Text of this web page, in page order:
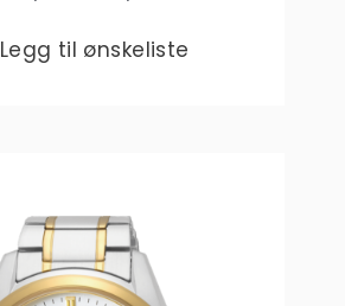
Legg til ønskeliste